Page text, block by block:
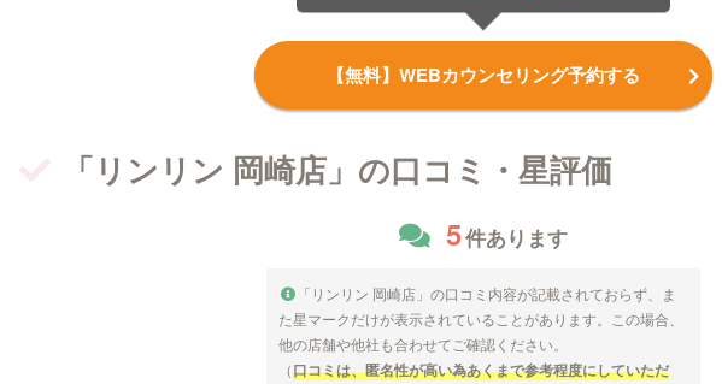
【無料】WEBカウンセリング予約する
「リンリン 岡崎店」の口コミ・星評価
5件あります
「リンリン 岡崎店」の口コミ内容が記載されておらず、ま
た星マークだけが表示されていることがあります。この場合、
他の店舗や他社も合わせてご確認ください。
（口コミは、匿名性が高い為あくまで参考程度にしていただ